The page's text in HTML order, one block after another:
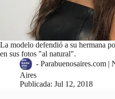
La modelo defendió a su hermana
en sus fotos "al natural".
- Parabuenosaires.com |
Aires
Publicada: Jul 12, 2018